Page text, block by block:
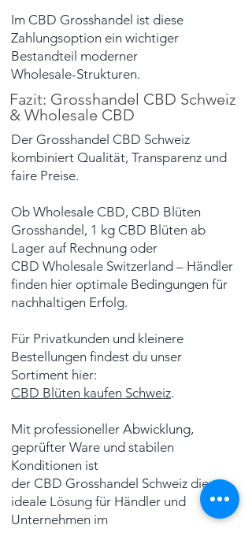
Im CBD Grosshandel ist diese
Zahlungsoption ein wichtiger
Bestandteil moderner
Wholesale-Strukturen.
Fazit: Grosshandel CBD Schweiz
& Wholesale CBD
Der Grosshandel CBD Schweiz
kombiniert Qualität, Transparenz und
faire Preise.
Ob Wholesale CBD, CBD Blüten
Grosshandel, 1 kg CBD Blüten ab
Lager auf Rechnung oder
CBD Wholesale Switzerland – Händler
finden hier optimale Bedingungen für
nachhaltigen Erfolg.
Für Privatkunden und kleinere
Bestellungen findest du unser
Sortiment hier:
CBD Blüten kaufen Schweiz.
Mit professioneller Abwicklung,
geprüfter Ware und stabilen
Konditionen ist
der CBD Grosshandel Schweiz die
ideale Lösung für Händler und
Unternehmen im